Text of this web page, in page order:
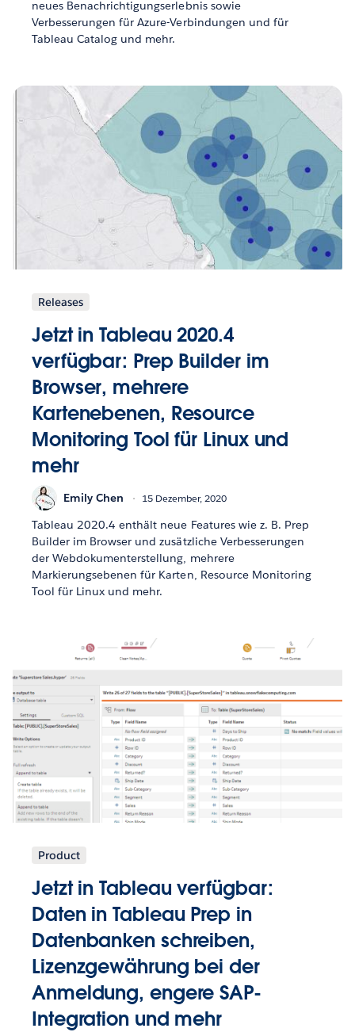
neues Benachrichtigungserlebnis sowie
Verbesserungen für Azure-Verbindungen und für
Tableau Catalog und mehr.
Releases
Jetzt in Tableau 2020.4
verfügbar: Prep Builder im
Browser, mehrere
Kartenebenen, Resource
Monitoring Tool für Linux und
mehr
Emily Chen 15 Dezember, 2020
Tableau 2020.4 enthält neue Features wie z. B. Prep
Builder im Browser und zusätzliche Verbesserungen
der Webdokumenterstellung, mehrere
Markierungsebenen für Karten, Resource Monitoring
Tool für Linux und mehr.
Product
Jetzt in Tableau verfügbar:
Daten in Tableau Prep in
Datenbanken schreiben,
Lizenzgewährung bei der
Anmeldung, engere SAP-
Integration und mehr